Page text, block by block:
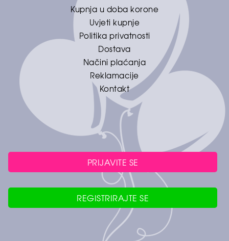
Kupnja u doba korone
Uvjeti kupnje
Politika privatnosti
Dostava
Načini plaćanja
Reklamacije
Kontakt
PRIJAVITE SE
REGISTRIRAJTE SE